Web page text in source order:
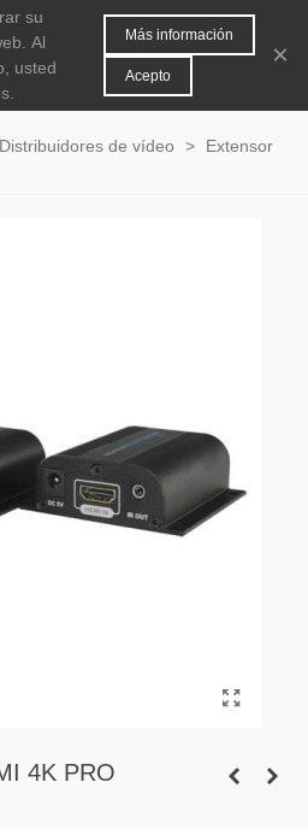
0
Distribuidores de vídeo >
Extensor
4K PRO
su
Al
usted
Más información
Acepto
×